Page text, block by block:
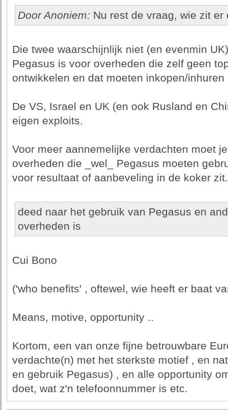
Door Anoniem: Nu rest de vraag, wie zit
Die twee waarschijnlijk niet (en evenmin UK)
Pegasus is voor overheden die zelf geen
ontwikkelen en dat moeten inkopen/inhuren
De VS, Israel en UK (en ook Rusland en
eigen exploits.
Voor meer aannemelijke verdachten moet
overheden die _wel_ Pegasus moeten
voor resultaat of aanbeveling in de koker zit.
deed naar het gebruik van Pegasus en
overheden is
Cui Bono
('who benefits' , oftewel, wie heeft er baat
Means, motive, opportunity ..
Kortom, een van onze fijne betrouwbare
verdachte(n) met het sterkste motief , en
en gebruik Pegasus) , en alle opportunity
doet, wat z'n telefoonnummer is etc.